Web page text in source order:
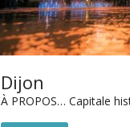
Dijon
À PROPOS… Capitale